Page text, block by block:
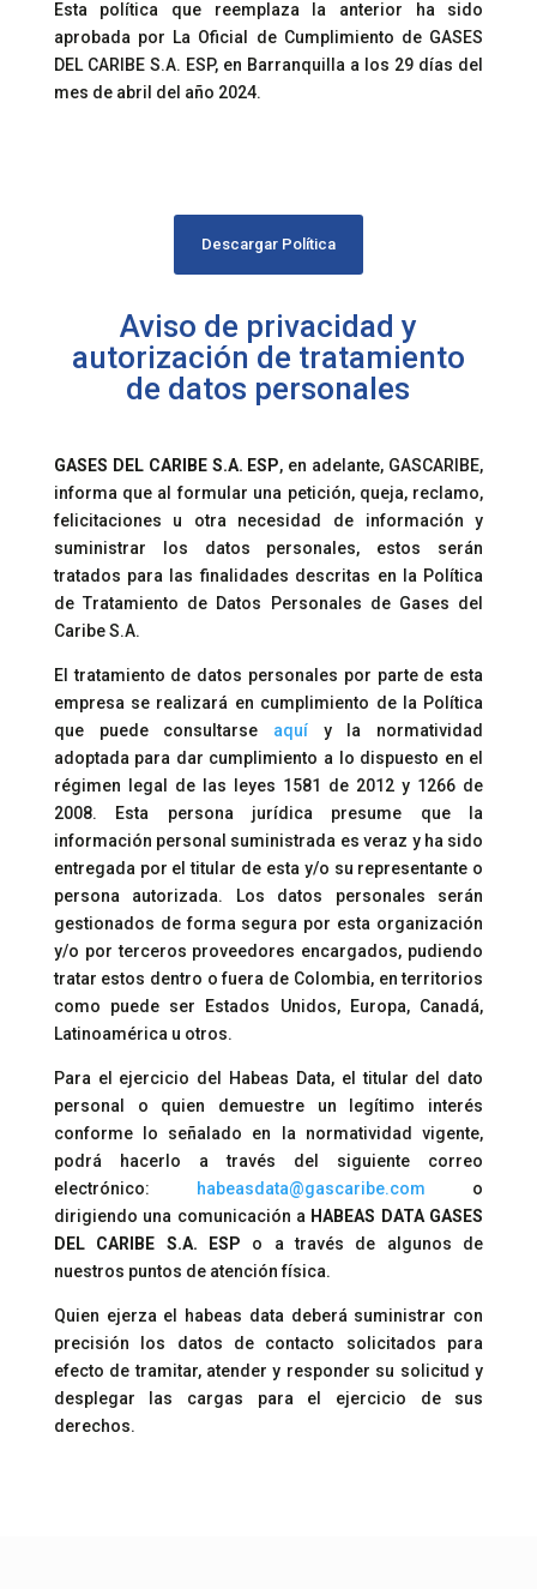
Esta política que reemplaza la anterior ha sido
aprobada por La Oficial de Cumplimiento de GASES
DEL CARIBE S.A. ESP, en Barranquilla a los 29 días del
mes de abril del año 2024.
Descargar Política
Aviso de privacidad y
autorización de tratamiento
de datos personales
GASES DEL CARIBE S.A. ESP, en adelante, GASCARIBE,
informa que al formular una petición, queja, reclamo,
felicitaciones u otra necesidad de información y
suministrar los datos personales, estos serán
tratados para las finalidades descritas en la Política
de Tratamiento de Datos Personales de Gases del
Caribe S.A.
El tratamiento de datos personales por parte de esta
empresa se realizará en cumplimiento de la Política
que puede consultarse aquí y la normatividad
adoptada para dar cumplimiento a lo dispuesto en el
régimen legal de las leyes 1581 de 2012 y 1266 de
2008. Esta persona jurídica presume que la
información personal suministrada es veraz y ha sido
entregada por el titular de esta y/o su representante o
persona autorizada. Los datos personales serán
gestionados de forma segura por esta organización
y/o por terceros proveedores encargados, pudiendo
tratar estos dentro o fuera de Colombia, en territorios
como puede ser Estados Unidos, Europa, Canadá,
Latinoamérica u otros.
Para el ejercicio del Habeas Data, el titular del dato
personal o quien demuestre un legítimo interés
conforme lo señalado en la normatividad vigente,
podrá hacerlo a través del siguiente correo
electrónico:
habeasdata@gascaribe.com
o
dirigiendo una comunicación a HABEAS DATA GASES
DEL CARIBE S.A. ESP
o a través de algunos de
nuestros puntos de atención física.
Quien ejerza el habeas data deberá suministrar con
precisión los datos de contacto solicitados para
efecto de tramitar, atender y responder su solicitud y
desplegar las cargas para el ejercicio de sus
derechos.